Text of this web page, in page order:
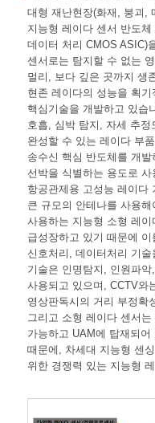
대형 재난현장(화재, 붕괴,
지능형 레이다 센서 반도
데이터 처리 CMOS ASIC)
센서로는 탐지할 수 없는
멀리, 보다 깊은 곳까지 생
현존 레이다의 성능을 획기
핵심기술을 개발하고 있습
호흡, 심박 탐지, 자세 추
완성할 수 있는 레이다 부
송수신 핵심 반도체를 개
선박을 식별하는 용도로
항공관제용 고성능 레이다
큰 규모의 안테나를 사용
사용하는 지능형 소형 레
급성장하고 있기 때문에
신호처리, 데이터처리 기
기술은 인명탐지, 인원파
사용되고 있으며, CCTV와
영상판독시의 거리 부정확
그리고 소형 레이다 센서
가능하고 UAM에 탑재되
때문에, 차세대 지능형 센
위한 경쟁력 있는 지능형